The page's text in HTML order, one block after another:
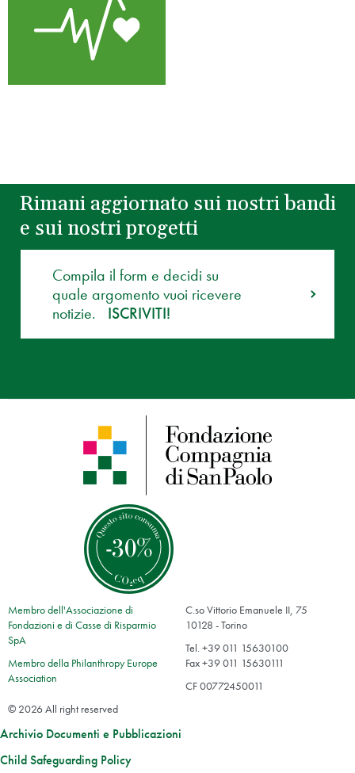
Rimani aggiornato sui nostri bandi
e sui nostri progetti
Compila il form e decidi su
quale argomento vuoi ricevere
notizie.
ISCRIVITI!
Membro dell'Associazione di
Fondazioni e di Casse di Risparmio
SpA
Membro della Philanthropy Europe
Association
C.so Vittorio Emanuele II, 75
10128 - Torino
Tel. +39 011 15630100
Fax +39 011 15630111
CF 00772450011
© 2026 All right reserved
Archivio Documenti e Pubblicazioni
Child Safeguarding Policy